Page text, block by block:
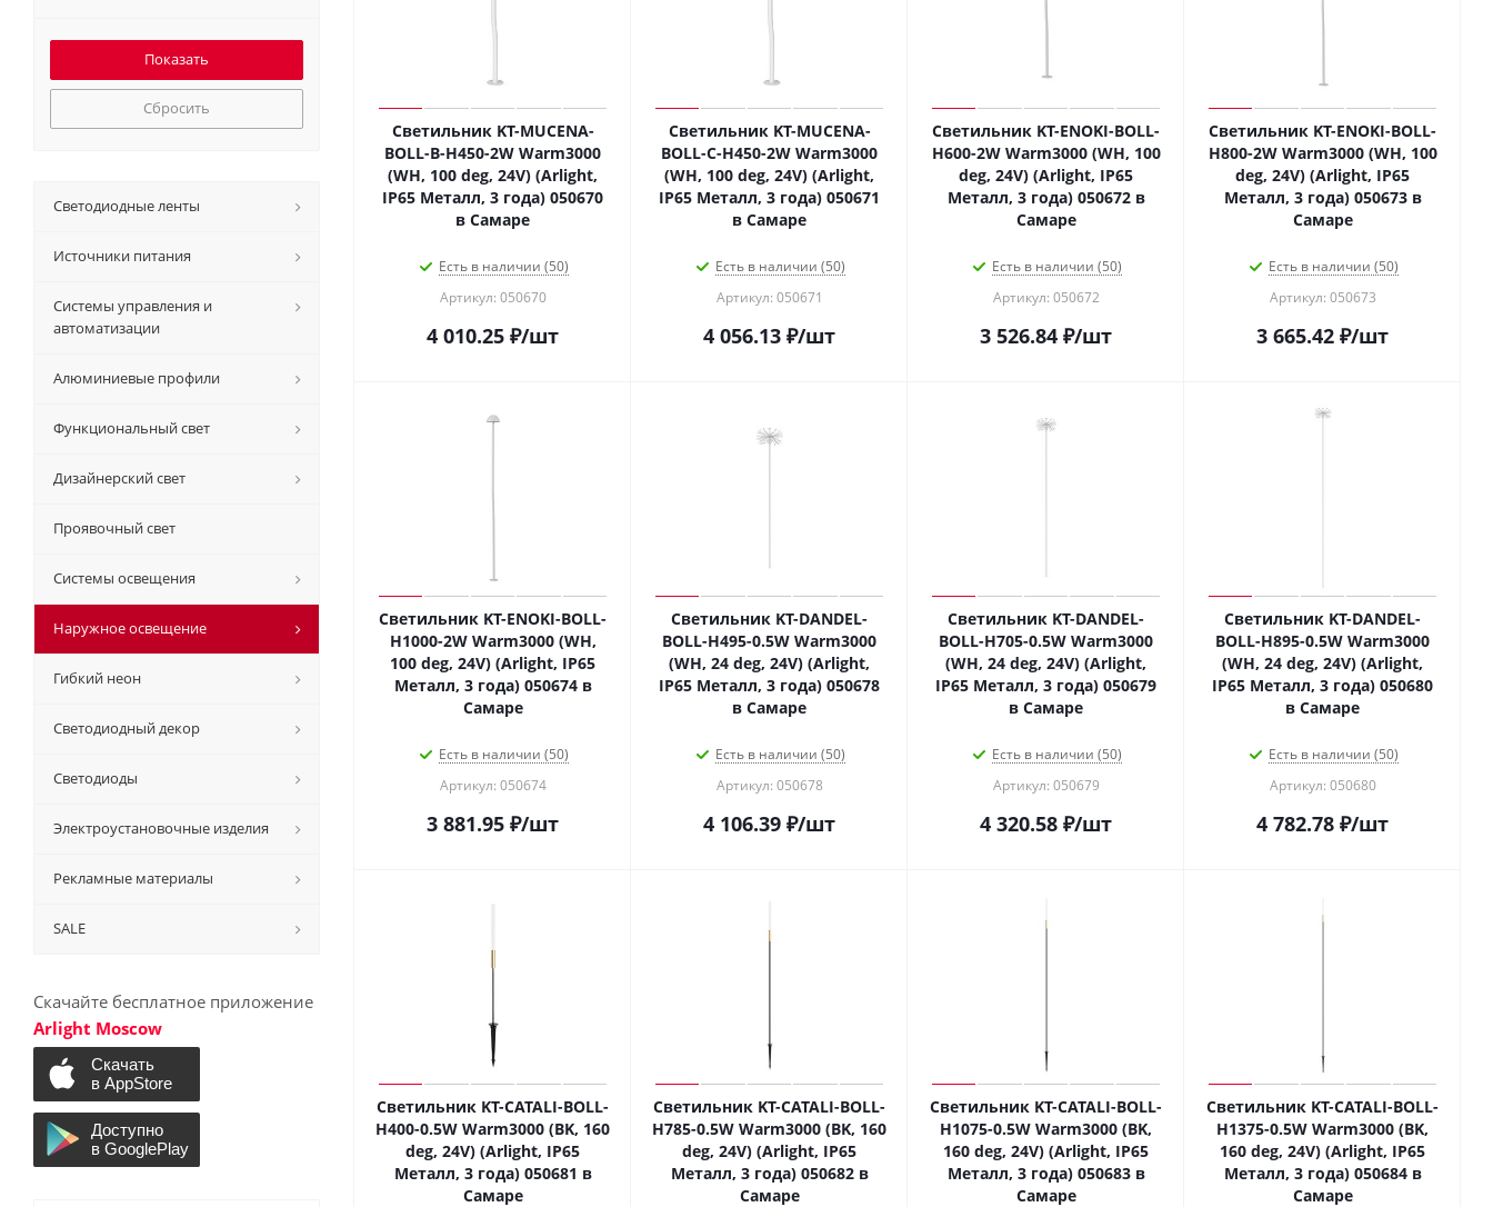
Светильник KT-MUCENA-
BOLL-B-H450-2W Warm3000
(WH, 100 deg, 24V) (Arlight,
IP65 Металл, 3 года) 050670
в Самаре
Есть в наличии (50)
Артикул: 050670
4 010.25 ₽/шт
Светильник KT-MUCENA-
BOLL-C-H450-2W Warm3000
(WH, 100 deg, 24V) (Arlight,
IP65 Металл, 3 года) 050671
в Самаре
Есть в наличии (50)
Артикул: 050671
4 056.13 ₽/шт
Светильник KT-ENOKI-BOLL-
H600-2W Warm3000 (WH, 100
deg, 24V) (Arlight, IP65
Металл, 3 года) 050672 в
Самаре
Есть в наличии (50)
Артикул: 050672
3 526.84 ₽/шт
Светильник KT-ENOKI-BOLL-
H800-2W Warm3000 (WH, 100
deg, 24V) (Arlight, IP65
Металл, 3 года) 050673 в
Самаре
Есть в наличии (50)
Артикул: 050673
3 665.42 ₽/шт
Светильник KT-ENOKI-BOLL-
H1000-2W Warm3000 (WH,
100 deg, 24V) (Arlight, IP65
Металл, 3 года) 050674 в
Самаре
Есть в наличии (50)
Артикул: 050674
3 881.95 ₽/шт
Светильник KT-DANDEL-
BOLL-H495-0.5W Warm3000
(WH, 24 deg, 24V) (Arlight,
IP65 Металл, 3 года) 050678
в Самаре
Есть в наличии (50)
Артикул: 050678
4 106.39 ₽/шт
Светильник KT-DANDEL-
BOLL-H705-0.5W Warm3000
(WH, 24 deg, 24V) (Arlight,
IP65 Металл, 3 года) 050679
в Самаре
Есть в наличии (50)
Артикул: 050679
4 320.58 ₽/шт
Светильник KT-DANDEL-
BOLL-H895-0.5W Warm3000
(WH, 24 deg, 24V) (Arlight,
IP65 Металл, 3 года) 050680
в Самаре
Есть в наличии (50)
Артикул: 050680
4 782.78 ₽/шт
Светильник KT-CATALI-BOLL-
H400-0.5W Warm3000 (BK, 160
deg, 24V) (Arlight, IP65
Металл, 3 года) 050681 в
Самаре
Светильник KT-CATALI-BOLL-
H785-0.5W Warm3000 (BK, 160
deg, 24V) (Arlight, IP65
Металл, 3 года) 050682 в
Самаре
Светильник KT-CATALI-BOLL-
H1075-0.5W Warm3000 (BK,
160 deg, 24V) (Arlight, IP65
Металл, 3 года) 050683 в
Самаре
Светильник KT-CATALI-BOLL-
H1375-0.5W Warm3000 (BK,
160 deg, 24V) (Arlight, IP65
Металл, 3 года) 050684 в
Самаре
Сбросить
Светодиодные ленты
Источники питания
Системы управления и
автоматизации
Алюминиевые профили
Функциональный свет
Дизайнерский свет
Проявочный свет
Системы освещения
Наружное освещение
Гибкий неон
Светодиодный декор
Светодиоды
Электроустановочные изделия
Рекламные материалы
SALE
Скачайте бесплатное приложение
Arlight Moscow